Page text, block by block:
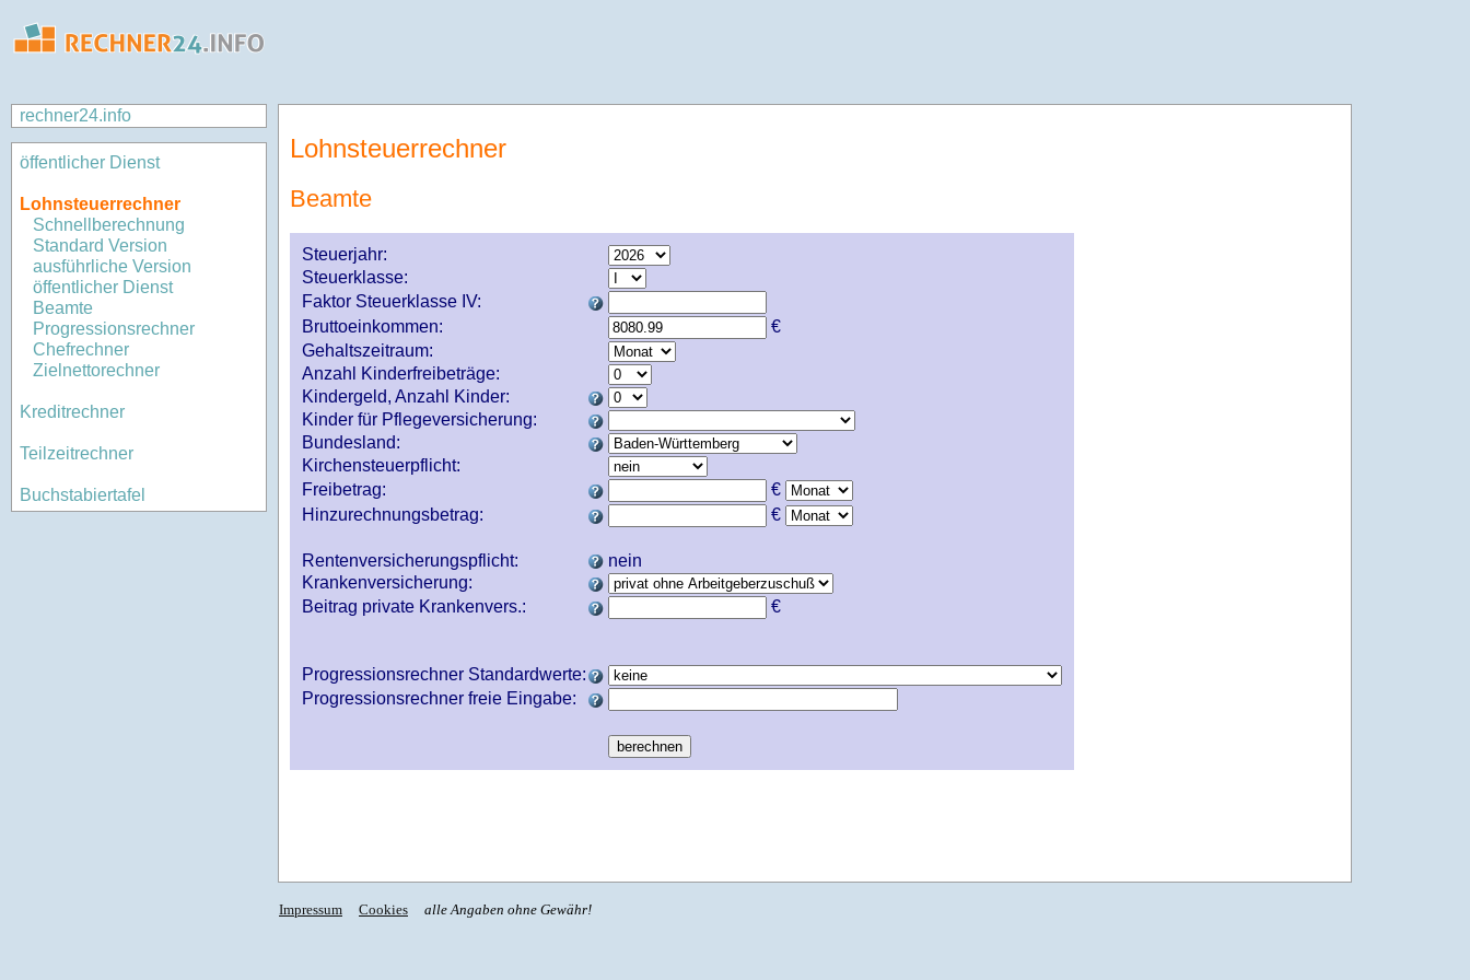
rechner24.info
öffentlicher Dienst
Lohnsteuerrechner
Schnellberechnung
Standard Version
ausführliche Version
öffentlicher Dienst
Beamte
Progressionsrechner
Chefrechner
Zielnettorechner
Kreditrechner
Teilzeitrechner
Buchstabiertafel
Lohnsteuerrechner
Beamte
Steuerjahr:
Steuerklasse:
Faktor Steuerklasse IV:
Bruttoeinkommen:
€
Gehaltszeitraum:
Anzahl Kinderfreibeträge:
Kindergeld, Anzahl Kinder:
Kinder für Pflegeversicherung:
Bundesland:
Kirchensteuerpflicht:
Freibetrag:
€
Hinzurechnungsbetrag:
€
Rentenversicherungspflicht:
nein
Krankenversicherung:
Beitrag private Krankenvers.:
€
Progressionsrechner Standardwerte:
Progressionsrechner freie Eingabe:
Impressum Cookies alle Angaben ohne Gewähr!